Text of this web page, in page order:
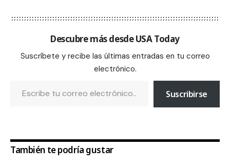
Descubre más desde USA Today
Suscríbete y recibe las últimas entradas en tu correo
electrónico.
Suscribirse
También te podría gustar